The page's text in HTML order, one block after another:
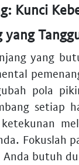
Kunci
yang
pola
setiap
Fokuslah
butuh